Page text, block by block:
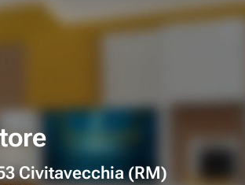
Civitavecchia (RM)